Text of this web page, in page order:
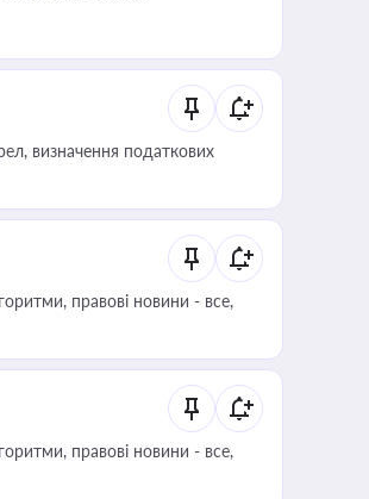
визначення податкових
правові новини - все,
правові новини - все,